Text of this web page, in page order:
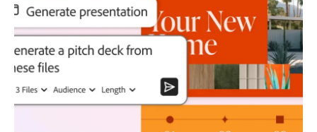
Futuring
AI news
How To